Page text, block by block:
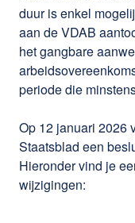
duur is enkel
aan de VDAB
het gangbare
periode die
Op 12 januari 2026
Staatsblad een
Hieronder vind je
wijzigingen: